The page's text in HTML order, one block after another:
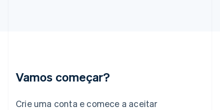
Vamos começar?
Crie uma conta e comece a aceitar
Itália
Japão